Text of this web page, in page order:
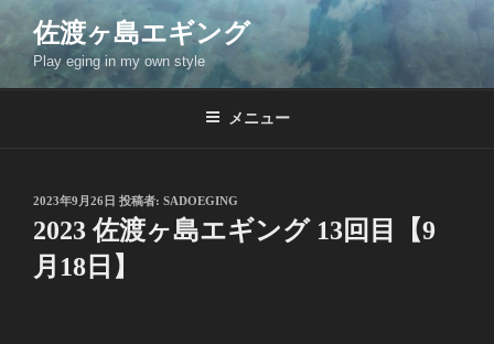
コ
ン
ン
佐渡ヶ島エギング
Play eging in my own style
メニュー
投
稿
日:
2023年9月26日 投稿者: SADOEGING
2023 佐渡ヶ島エギング 13回目【9
月18日】